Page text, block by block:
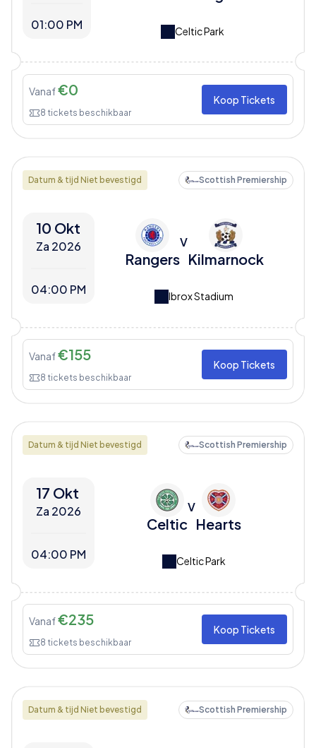
01:00 PM Celtic Park
Vanaf€0
8 tickets beschikbaar
Koop Tickets
Datum & tijd Niet bevestigd Scottish Premiership
10 Okt
Za 2026
04:00 PM
Rangers
V
Kilmarnock
Ibrox Stadium
Vanaf€155
8 tickets beschikbaar
Koop Tickets
Datum & tijd Niet bevestigd Scottish Premiership
17 Okt
Za 2026
04:00 PM
Celtic
V
Hearts
Celtic Park
Vanaf€235
8 tickets beschikbaar
Koop Tickets
Datum & tijd Niet bevestigd Scottish Premiership